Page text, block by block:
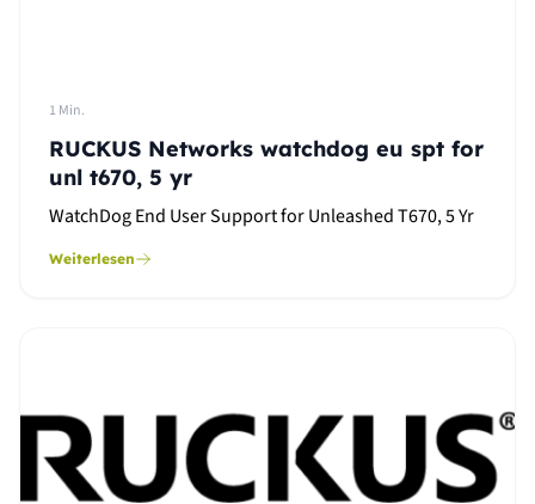
1 Min.
RUCKUS Networks watchdog eu spt for
unl t670, 5 yr
WatchDog End User Support for Unleashed T670, 5 Yr
Weiterlesen